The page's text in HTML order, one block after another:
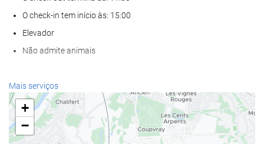
O check-in tem início às: 15:00
Elevador
Não admite animais
Alimentação e bebidas
Restaurante à la carte
Bar
Café no local
Mais serviços
+
−